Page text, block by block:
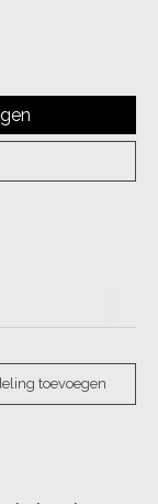
toevoegen